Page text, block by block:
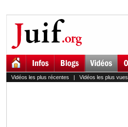
Vidéos les plus récentes | Vidéos les plus vues